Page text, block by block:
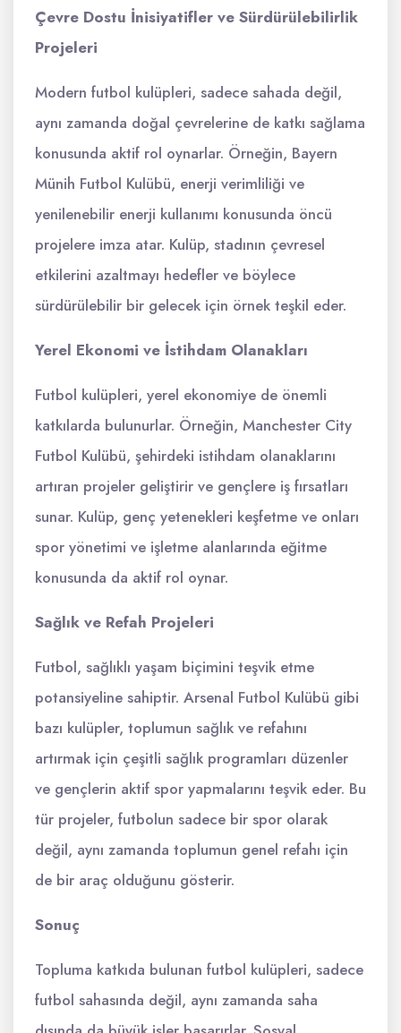
Çevre Dostu İnisiyatifler ve Sürdürülebilirlik
Projeleri
Modern futbol kulüpleri, sadece sahada değil,
aynı zamanda doğal çevrelerine de katkı sağlama
konusunda aktif rol oynarlar. Örneğin, Bayern
Münih Futbol Kulübü, enerji verimliliği ve
yenilenebilir enerji kullanımı konusunda öncü
projelere imza atar. Kulüp, stadının çevresel
etkilerini azaltmayı hedefler ve böylece
sürdürülebilir bir gelecek için örnek teşkil eder.
Yerel Ekonomi ve İstihdam Olanakları
Futbol kulüpleri, yerel ekonomiye de önemli
katkılarda bulunurlar. Örneğin, Manchester City
Futbol Kulübü, şehirdeki istihdam olanaklarını
artıran projeler geliştirir ve gençlere iş fırsatları
sunar. Kulüp, genç yetenekleri keşfetme ve onları
spor yönetimi ve işletme alanlarında eğitme
konusunda da aktif rol oynar.
Sağlık ve Refah Projeleri
Futbol, sağlıklı yaşam biçimini teşvik etme
potansiyeline sahiptir. Arsenal Futbol Kulübü gibi
bazı kulüpler, toplumun sağlık ve refahını
artırmak için çeşitli sağlık programları düzenler
ve gençlerin aktif spor yapmalarını teşvik eder. Bu
tür projeler, futbolun sadece bir spor olarak
değil, aynı zamanda toplumun genel refahı için
de bir araç olduğunu gösterir.
Sonuç
Topluma katkıda bulunan futbol kulüpleri, sadece
futbol sahasında değil, aynı zamanda saha